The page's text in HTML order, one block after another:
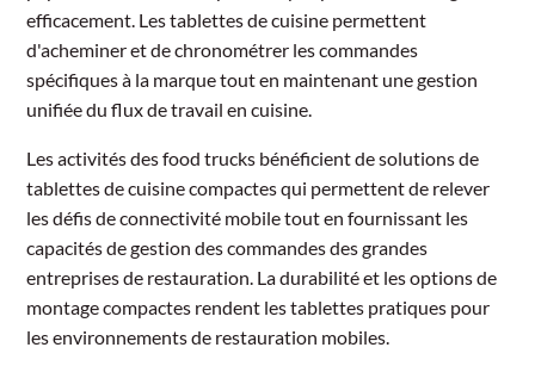
efficacement. Les tablettes de cuisine permettent
d'acheminer et de chronométrer les commandes
spécifiques à la marque tout en maintenant une gestion
unifiée du flux de travail en cuisine.
Les activités des food trucks bénéficient de solutions de
tablettes de cuisine compactes qui permettent de relever
les défis de connectivité mobile tout en fournissant les
capacités de gestion des commandes des grandes
entreprises de restauration. La durabilité et les options de
montage compactes rendent les tablettes pratiques pour
les environnements de restauration mobiles.